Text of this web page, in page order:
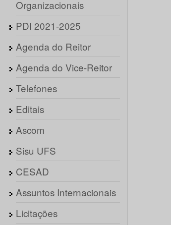
Organizacionais
PDI 2021-2025
Agenda do Reitor
Agenda do Vice-Reitor
Telefones
Editais
Ascom
Sisu UFS
CESAD
Assuntos Internacionais
Licitações